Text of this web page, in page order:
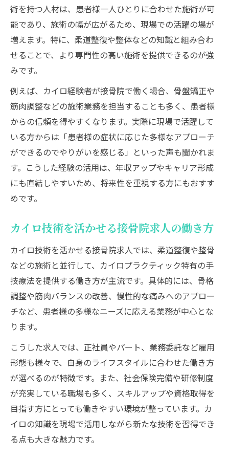
術を持つ人材は、患者様一人ひとりに合わせた施術が可
能であり、施術の幅が広がるため、現場での活躍の場が
増えます。特に、柔道整復や整体などの知識と組み合わ
せることで、より専門性の高い施術を提供できるのが強
みです。
例えば、カイロ経験者が接骨院で働く場合、骨盤矯正や
筋肉調整などの施術業務を担当することも多く、患者様
からの信頼を得やすくなります。実際に現場で活躍して
いる方からは「患者様の症状に応じた多様なアプローチ
ができるのでやりがいを感じる」といった声も聞かれま
す。こうした経験の活用は、年収アップやキャリア形成
にも直結しやすいため、将来性を重視する方にもおすす
めです。
カイロ技術を活かせる接骨院求人の働き方
カイロ技術を活かせる接骨院求人では、柔道整復や整骨
などの施術と並行して、カイロプラクティック特有の手
技療法を提供する働き方が主流です。具体的には、骨格
調整や筋肉バランスの改善、慢性的な痛みへのアプロー
チなど、患者様の多様なニーズに応える業務が中心とな
ります。
こうした求人では、正社員やパート、業務委託など雇用
形態も様々で、自身のライフスタイルに合わせた働き方
が選べるのが特徴です。また、社会保険完備や研修制度
が充実している職場も多く、スキルアップや資格取得を
目指す方にとっても働きやすい環境が整っています。カ
イロの知識を現場で活用しながら新たな技術を習得でき
る点も大きな魅力です。